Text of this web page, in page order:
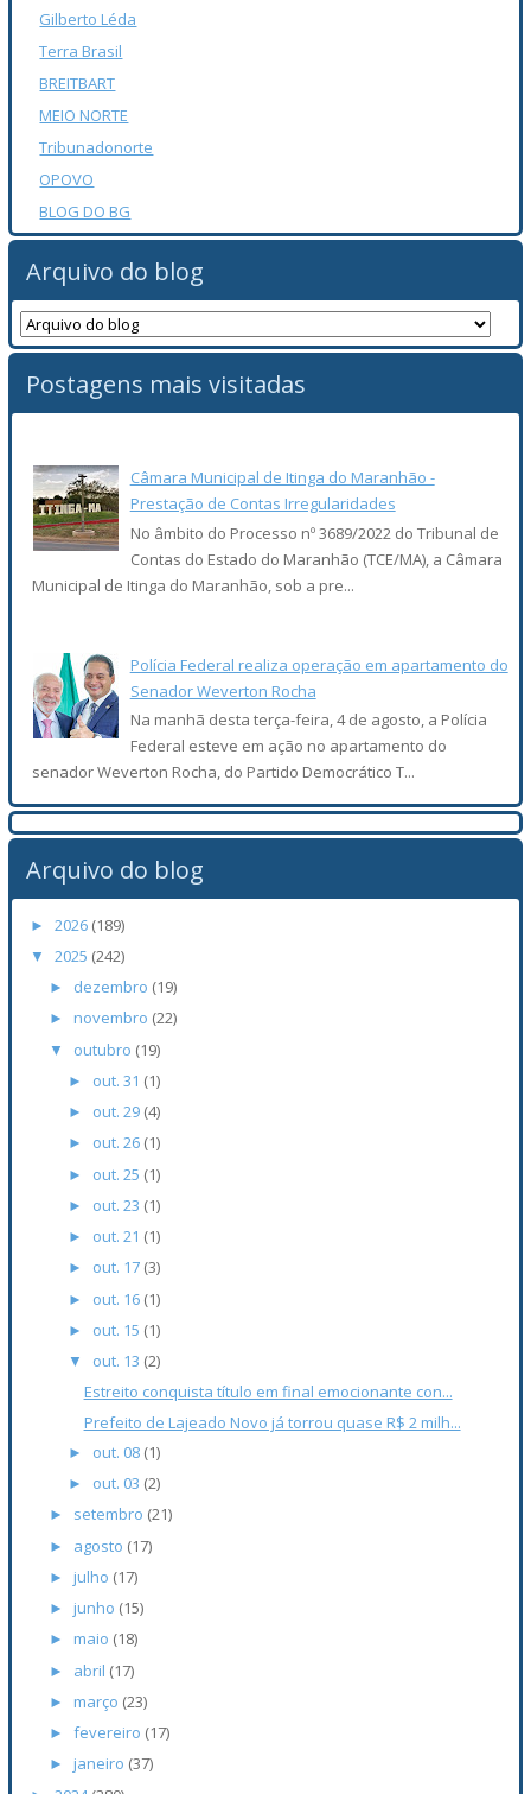
Gilberto Léda
Terra Brasil
BREITBART
MEIO NORTE
Tribunadonorte
OPOVO
BLOG DO BG
Arquivo do blog
Postagens mais visitadas
Câmara Municipal de Itinga do Maranhão -
Prestação de Contas Irregularidades
No âmbito do Processo nº 3689/2022 do Tribunal de
Contas do Estado do Maranhão (TCE/MA), a Câmara
Municipal de Itinga do Maranhão, sob a pre...
Polícia Federal realiza operação em apartamento do
Senador Weverton Rocha
Na manhã desta terça-feira, 4 de agosto, a Polícia
Federal esteve em ação no apartamento do
senador Weverton Rocha, do Partido Democrático T...
Arquivo do blog
►2026 (189)
▼2025 (242)
► dezembro (19)
► novembro (22)
▼ outubro (19)
► out. 31 (1)
► out. 29 (4)
► out. 26 (1)
► out. 25 (1)
► out. 23 (1)
► out. 21 (1)
► out. 17 (3)
► out. 16 (1)
► out. 15 (1)
▼ out. 13 (2)
Estreito conquista título em final emocionante con...
Prefeito de Lajeado Novo já torrou quase R$ 2 milh...
► out. 08 (1)
► out. 03 (2)
► setembro (21)
► agosto (17)
► julho (17)
► junho (15)
► maio (18)
► abril (17)
► março (23)
►fevereiro (17)
► janeiro (37)